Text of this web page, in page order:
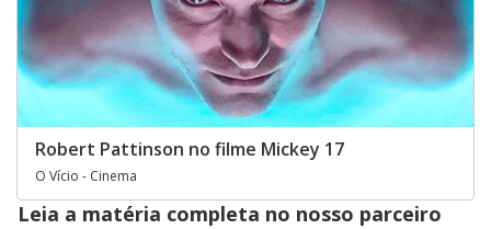
Robert Pattinson no filme Mickey 17
O Vício - Cinema
Leia a matéria completa no nosso parceiro